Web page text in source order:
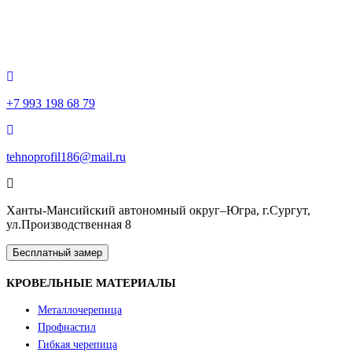
+7 993 198 68 79
tehnoprofil186@mail.ru
Ханты-Мансийский автономный округ–Югра, г.Сургут,
ул.Производственная 8
Бесплатный замер
КРОВЕЛЬНЫЕ МАТЕРИАЛЫ
Металлочерепица
Профнастил
Гибкая черепица